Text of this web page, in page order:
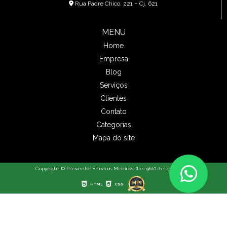
CADA 4 HORAS
DOENÇAS OCUPACIONAIS
AMBIENTE DE TRABALHO
É MELHOR PREVENIR DO QUE REMEDIAR
CONTRATAR DEFICIENTES
EMPRESAS DEVEM ADOTAR MEDIDAS PARA EVITAR
INTOXICAÇÃO ALIMENTAR DE FUNCIONÁRIOS
ENTENDA O QUE É ADICIONAL DE INSALUBRIDADE E
Rua Padre Chico, 221 – Cj. 621
MENU
Home
Empresa
Blog
Serviços
Clientes
Contato
Categorias
Mapa do site
Copyright © Preventor Servicos Medicos. (Lei 9610 de 19/02/1998)
HTML CSS